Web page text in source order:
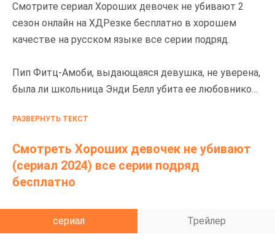
Смотрите сериал Хороших девочек не убивают 2
сезон онлайн на ХДРезке бесплатно в хорошем
качестве на русском языке все серии подряд.
Пип Фитц-Амоби, выдающаяся девушка, не уверена,
была ли школьница Энди Белл убита ее любовником
зайдут, чтобы не дать Пипу узнать правду, если Сал
РАЗВЕРНУТЬ ТЕКСТ
Смотреть Хороших девочек не убивают
(сериал 2024) все серии подряд
бесплатно
сериал Трейлер